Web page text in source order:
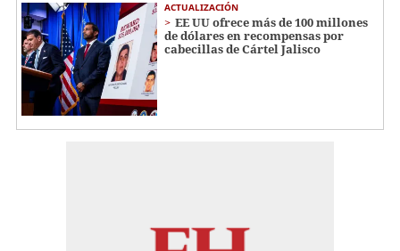
ACTUALIZACIÓN
EE UU ofrece más de 100 millones
de dólares en recompensas por
cabecillas de Cártel Jalisco